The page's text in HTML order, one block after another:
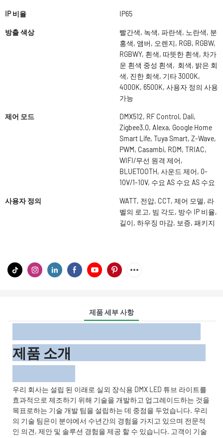
IP 비율 IP65
방출 색상
빨간색, 녹색, 파란색, 노란색, 분
홍색, 앰버, 오렌지, RGB, RGBW,
RGBWY, 흰색, 따뜻한 흰색, 차가
운 흰색 중성 흰색, 회색, 밝은 회
색, 진한 회색, 기타 3000K,
4000K, 6500K, 사용자 정의 사용
가능
제어 모드
DMX512, RF Control, Dali,
Zigbee3.0, Alexa, Google Home
Smart Life, Tuya Smart, Z-Wave,
PWM, Casambi, RDM, TRIAC,
WIFI/무선 원격 제어,
BLUETOOTH, 사운드 제어, 0-
10V/1-10V, 수요 AS 수요 AS 수요
사용자 정의
WATT, 전압, CCT, 제어 모델, 라
벨의 로고, 빔 각도, 방수 IP 비율,
길이, 하우징 마감, 보증, 패키지
제품 세부 사항
제품 소개
우리 회사는 설립 된 이래로 실외 장식용 DMX LED 튜브 라이트를
효과적으로 제조하기 위해 기술을 개발하고 업그레이드하는 것을
목표로하는 기술 개발 팀을 설립하는 데 중점을 두었습니다. 우리
의 기술 팀은이 분야에서 수년간의 경험을 가지고 있으며 전문적
인 의견, 제안 및 솔루션 경험을 제공 할 수 있습니다. 고객이 기술